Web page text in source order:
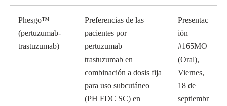
Phesgo™
(pertuzumab-
trastuzumab)
Preferencias de las
pacientes por
pertuzumab–
trastuzumab en
combinación a dosis fija
para uso subcutáneo
(PH FDC SC) en
Presentac
ión
#165MO
(Oral),
Viernes,
18 de
septiembr